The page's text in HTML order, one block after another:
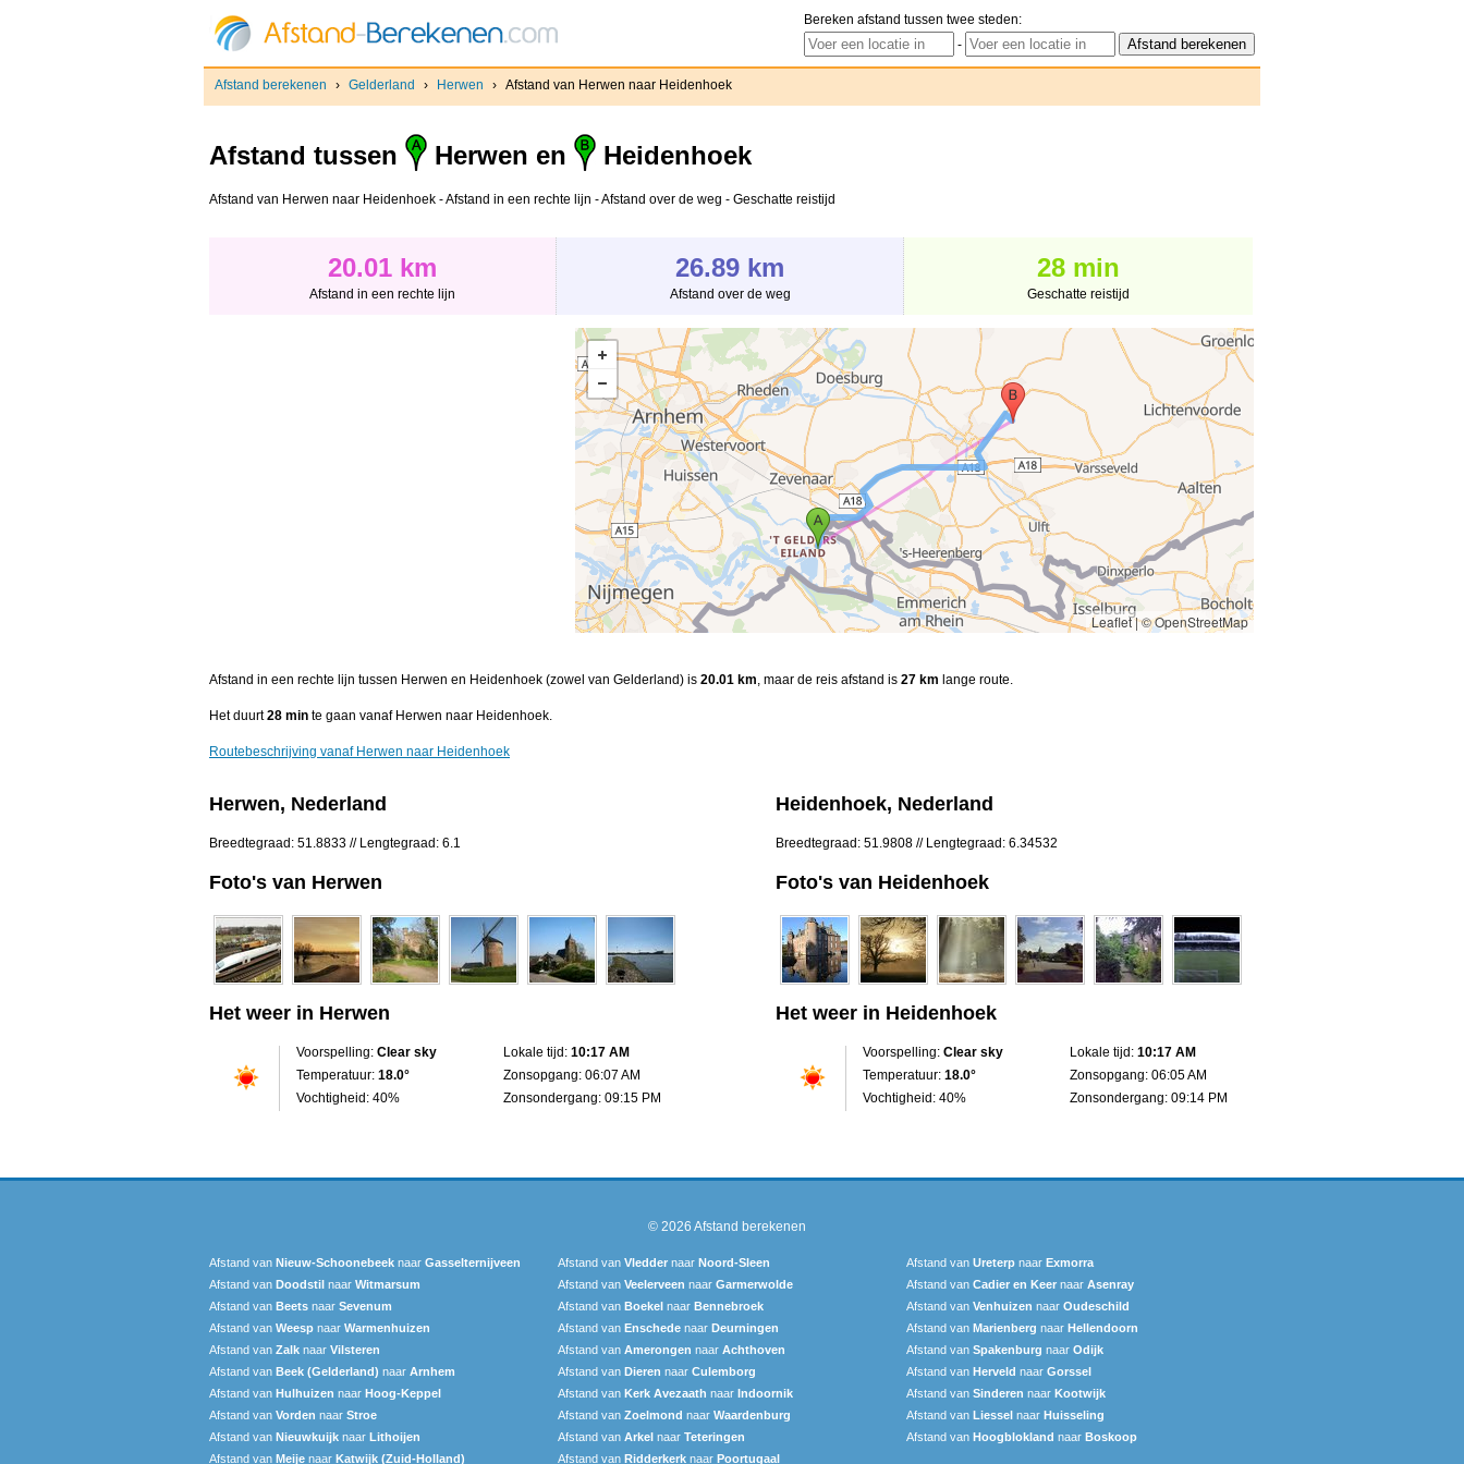
Bereken afstand tussen twee steden:
-
Afstand berekenen › Gelderland › Herwen › Afstand van Herwen naar Heidenhoek
Afstand tussen Herwen en Heidenhoek
Afstand van Herwen naar Heidenhoek - Afstand in een rechte lijn - Afstand over de weg - Geschatte reistijd
20.01 km
Afstand in een rechte lijn
26.89 km
Afstand over de weg
28 min
Geschatte reistijd
Leaflet|© OpenStreetMap
Afstand in een rechte lijn tussen Herwen en Heidenhoek (zowel van Gelderland) is 20.01 km, maar de reis afstand is 27 km lange route.
Het duurt28 min te gaan vanaf Herwen naar Heidenhoek.
Routebeschrijving vanaf Herwen naar Heidenhoek
Herwen, Nederland
Breedtegraad: 51.8833 // Lengtegraad: 6.1
Foto's van Herwen
Het weer in Herwen
Voorspelling: Clear sky
Temperatuur: 18.0°
Vochtigheid: 40%
Lokale tijd: 10:17 AM
Zonsopgang: 06:07 AM
Zonsondergang: 09:15 PM
Heidenhoek, Nederland
Breedtegraad: 51.9808 // Lengtegraad: 6.34532
Foto's van Heidenhoek
Het weer in Heidenhoek
Voorspelling: Clear sky
Temperatuur: 18.0°
Vochtigheid: 40%
Lokale tijd: 10:17 AM
Zonsopgang: 06:05 AM
Zonsondergang: 09:14 PM
© 2026 Afstand berekenen
Afstand van Nieuw-Schoonebeek naar Gasselternijveen Afstand van Vledder naar Noord-Sleen Afstand van Ureterp naar Exmorra
Afstand van Doodstil naar Witmarsum Afstand van Veelerveen naar Garmerwolde Afstand van Cadier en Keer naar Asenray
Afstand van Beets naar Sevenum Afstand van Boekel naar Bennebroek Afstand van Venhuizen naar Oudeschild
Afstand van Weesp naar Warmenhuizen Afstand van Enschede naar Deurningen Afstand van Marienberg naar Hellendoorn
Afstand van Zalk naar Vilsteren Afstand van Amerongen naar Achthoven Afstand van Spakenburg naar Odijk
Afstand van Beek (Gelderland) naar Arnhem Afstand van Dieren naar Culemborg Afstand van Herveld naar Gorssel
Afstand van Hulhuizen naar Hoog-Keppel Afstand van Kerk Avezaath naar Indoornik Afstand van Sinderen naar Kootwijk
Afstand van Vorden naar Stroe Afstand van Zoelmond naar Waardenburg Afstand van Liessel naar Huisseling
Afstand van Nieuwkuijk naar Lithoijen Afstand van Arkel naar Teteringen Afstand van Hoogblokland naar Boskoop
Afstand van Meije naar Katwijk (Zuid-Holland) Afstand van Ridderkerk naar Poortugaal